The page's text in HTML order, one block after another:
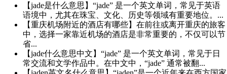
【jade是什么意思】“jade” 是一个英文单词，常见于英语
语境中，尤其在珠宝、文化、历史等领域有重要地位。...
【重庆机场附近的酒店有哪些】在前往或离开重庆的旅客
中，选择一家靠近机场的酒店是非常重要的，不仅可以节
省...
【jade什么意思中文】“jade” 是一个英文单词，常见于日
常交流和文学作品中。在中文中，“jade” 通常被翻...